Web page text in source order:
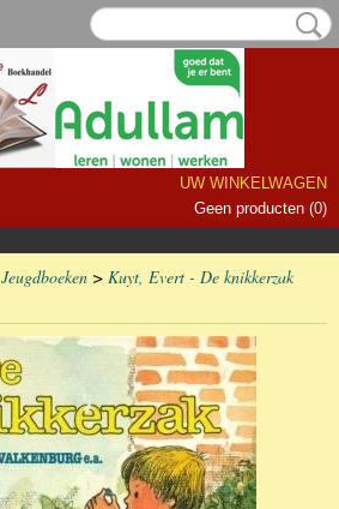
UW WINKELWAGEN
Geen producten (0)
Jeugdboeken > Kuyt, Evert - De knikkerzak